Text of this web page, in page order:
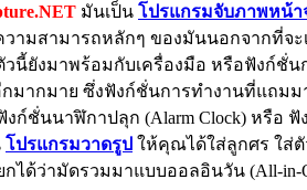
มันเป็น โปรแกรมจับภาพหน้า
ามสามารถหลักๆ ของมันนอกจากที่จ
นี้ยังมาพร้อมกับเครื่องมือ หรือฟังก์ชั่น
มากมาย ซึ่งฟังก์ชั่นการทำงานที่แถมม
งก์ชั่นนาฬิกาปลุก (Alarm Clock) หรือ ฟั
โปรแกรมวาดรูป ให้คุณได้ใส่ลูกศร ใส่
กได้ว่ามัดรวมมาแบบออลอินวัน (All-in-